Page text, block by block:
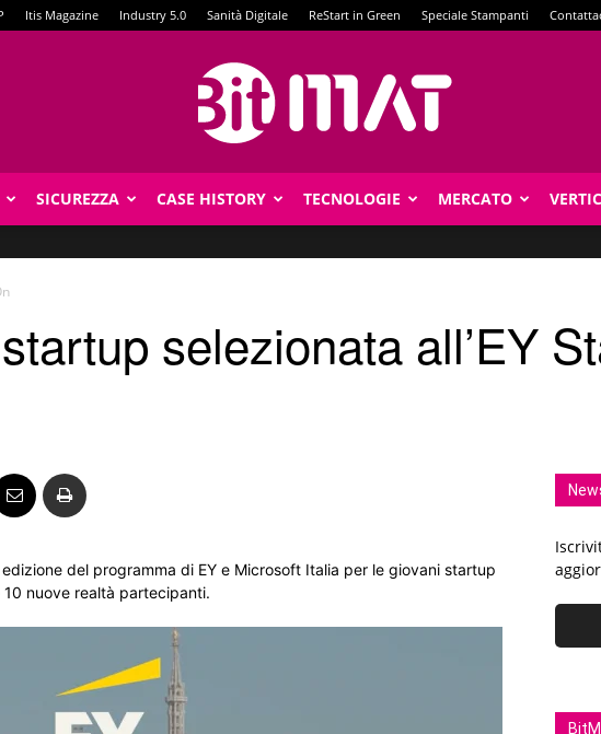
Itis Magazine Industry 5.0 Sanità Digitale ReStart in Green Speciale Stampanti
SICUREZZA CASE HISTORY TECNOLOGIE MERCATO
selezionata all’EY
del programma di EY e Microsoft Italia per le giovani startup
nuove realtà partecipanti.